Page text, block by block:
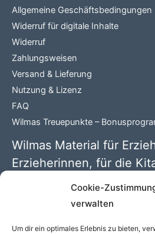
Cookie-
verwalten
Um dir ein optimales Erlebnis zu bieten,
Allgemeine Geschäftsbedingungen
Widerruf für digitale Inhalte
Widerruf
Zahlungsweisen
Versand & Lieferung
Nutzung & Lizenz
FAQ
Wilmas Treuepunkte –
Wilmas Material für
Erzieherinnen, für die
Wilma Wochenwurm PDFs mit